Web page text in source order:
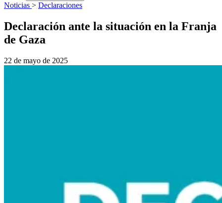
Noticias > Declaraciones
Declaración ante la situación en la Franja
de Gaza
22 de mayo de 2025